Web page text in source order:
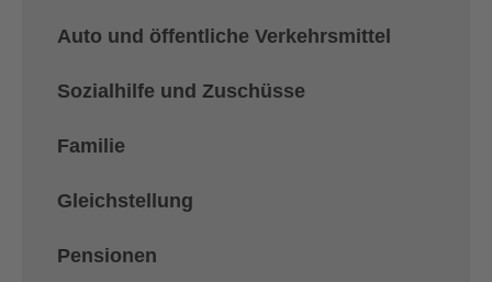
Auto und öffentliche Verkehrsmittel
Sozialhilfe und Zuschüsse
Familie
Gleichstellung
Pensionen